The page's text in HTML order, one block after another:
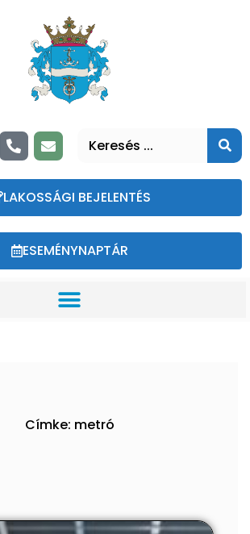
LAKOSSÁGI BEJELENTÉS
ESEMÉNYNAPTÁR
Címke: metró